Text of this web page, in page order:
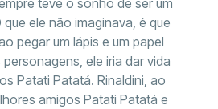
teve o sonho de ser um
ele não imaginava, é que
pegar um lápis e um papel
ele iria dar vida
Patati Patatá. Rinaldini, ao
amigos Patati Patatá e